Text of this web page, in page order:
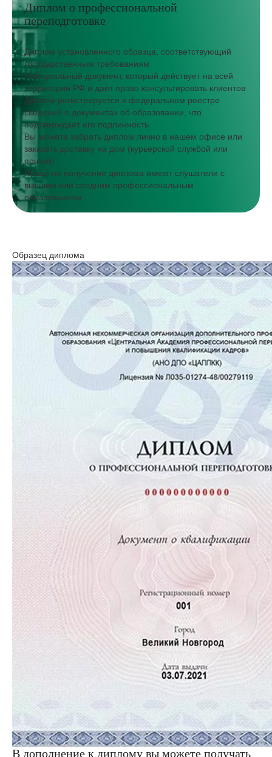
Диплом о профессиональной
переподготовке
Диплом установленного образца, соответствующий
государственным требованиям
Официальный документ, который действует на всей
территории РФ и даёт право консультировать клиентов
Диплом регистрируется в федеральном реестре
сведений о документах об образовании, что
подтверждает его подлинность
Вы можете забрать диплом лично в нашем офисе или
заказать доставку на дом (курьерской службой или
почтой)
Право на получение диплома имеют слушатели с
высшим или средним профессиональным
образованием
Образец диплома
В дополнение к диплому вы можете получать